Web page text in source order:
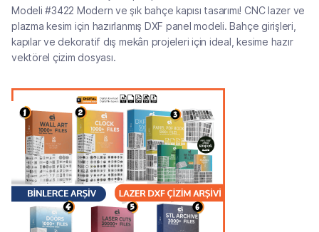
Modeli #3422 Modern ve şık bahçe kapısı tasarımı! CNC lazer ve
plazma kesim için hazırlanmış DXF panel modeli. Bahçe girişleri,
kapılar ve dekoratif dış mekân projeleri için ideal, kesime hazır
vektörel çizim dosyası.